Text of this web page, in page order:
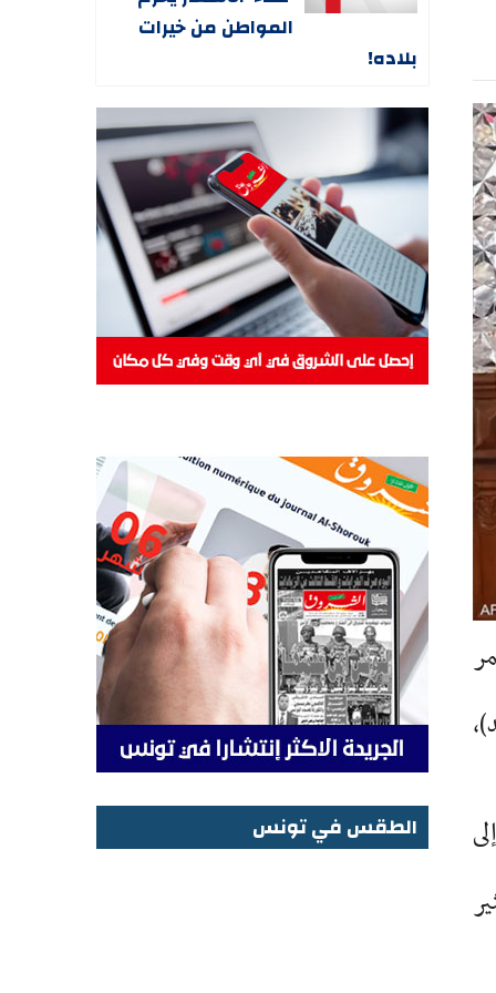
المواطن من خيرات
بلاده!
الطقس في تونس